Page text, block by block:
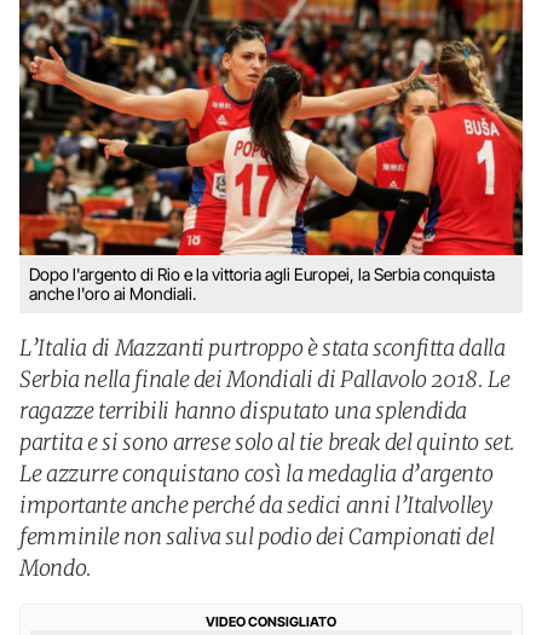
Dopo l'argento di Rio e la vittoria agli Europei, la Serbia conquista
anche l'oro ai Mondiali.
L’Italia di Mazzanti purtroppo è stata sconfitta dalla
Serbia nella finale dei Mondiali di Pallavolo 2018. Le
ragazze terribili hanno disputato una splendida
partita e si sono arrese solo al tie break del quinto set.
Le azzurre conquistano così la medaglia d’argento
importante anche perché da sedici anni l’Italvolley
femminile non saliva sul podio dei Campionati del
Mondo.
VIDEO CONSIGLIATO